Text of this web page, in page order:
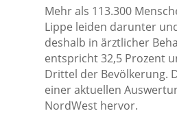
Mehr als 113.300
Lippe leiden darunter
deshalb in ärztlicher
entspricht 32,5 Prozent
Drittel der Bevölkerung.
einer aktuellen
NordWest hervor.